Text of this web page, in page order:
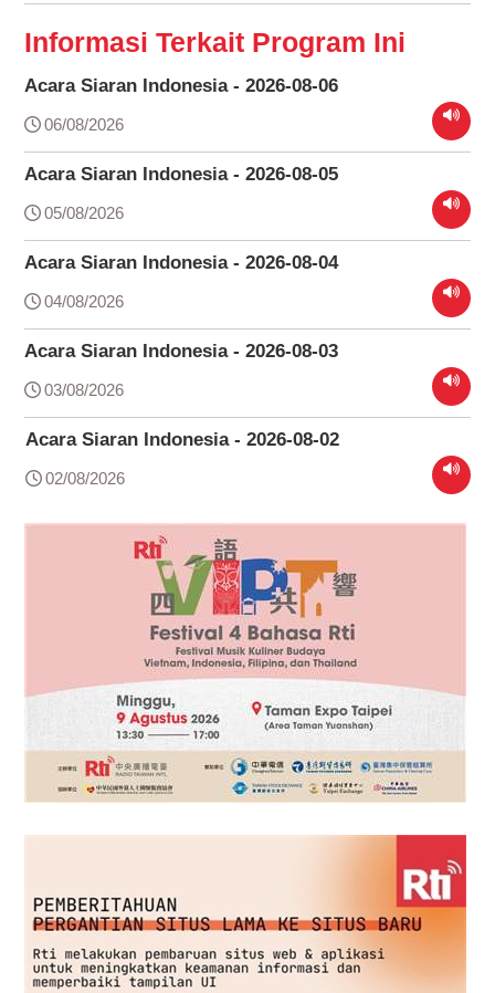
Informasi Terkait Program Ini
Acara Siaran Indonesia - 2026-08-06
06/08/2026
Acara Siaran Indonesia - 2026-08-05
05/08/2026
Acara Siaran Indonesia - 2026-08-04
04/08/2026
Acara Siaran Indonesia - 2026-08-03
03/08/2026
Acara Siaran Indonesia - 2026-08-02
02/08/2026